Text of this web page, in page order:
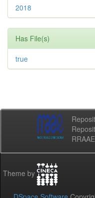
2018
Has File(s)
true
RRAAE
Theme by